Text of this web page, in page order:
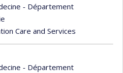
- Département
Care and Services
- Département